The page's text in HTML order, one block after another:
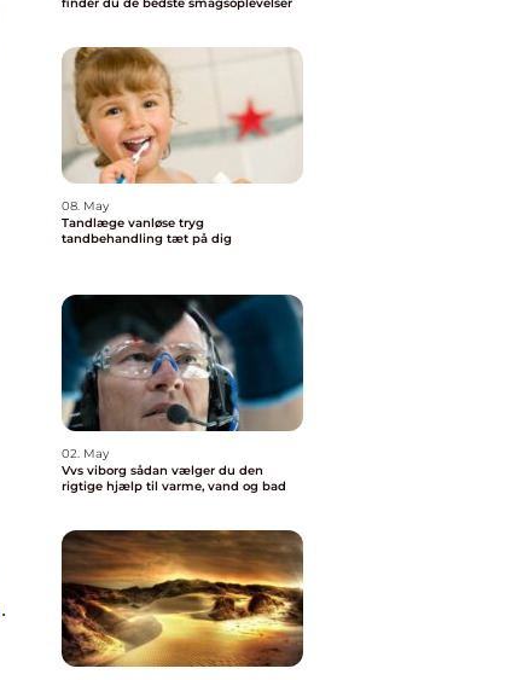
.
08. May
Tandlæge vanløse tryg
tandbehandling tæt på dig
02. May
Vvs viborg sådan vælger du den
rigtige hjælp til varme, vand og bad